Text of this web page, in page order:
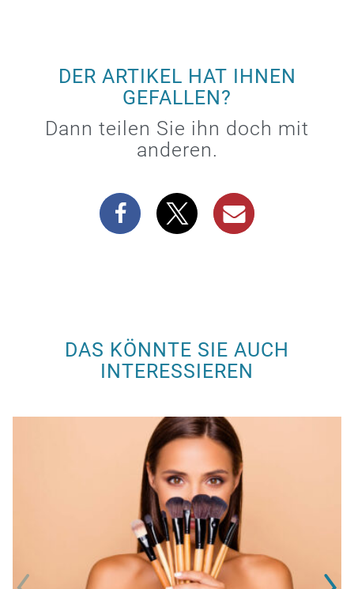
DER ARTIKEL HAT IHNEN
GEFALLEN?
Dann teilen Sie ihn doch mit
anderen.
DAS KÖNNTE SIE AUCH
INTERESSIEREN